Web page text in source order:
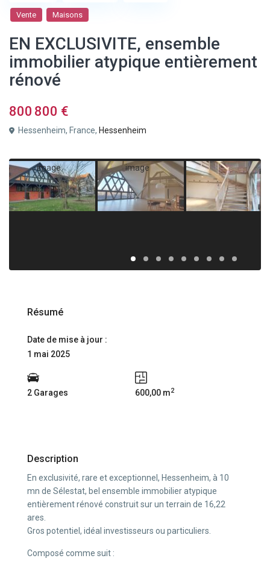
Vente Maisons
EN EXCLUSIVITE, ensemble
immobilier atypique entièrement
rénové
800 800 €
Hessenheim, France, Hessenheim
Résumé
Date de mise à jour :
1 mai 2025
2 Garages 600,00 m2
Description
En exclusivité, rare et exceptionnel, Hessenheim, à 10
mn de Sélestat, bel ensemble immobilier atypique
entièrement rénové construit sur un terrain de 16,22
ares.
Gros potentiel, idéal investisseurs ou particuliers.
Composé comme suit :